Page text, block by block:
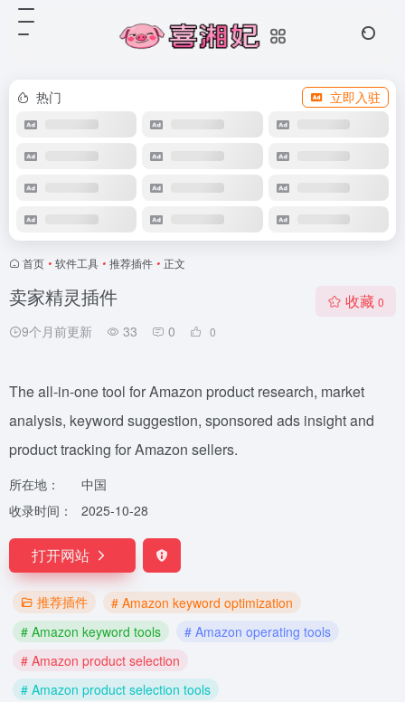
热门 立即入驻
首页 • 软件工具 • 推荐插件 • 正文
卖家精灵插件
9个月前更新 33 0 0
收藏 0
The all-in-one tool for Amazon product research, market
analysis, keyword suggestion, sponsored ads insight and
product tracking for Amazon sellers.
所在地：
中国
收录时间：
2025-10-28
打开网站
推荐插件
# Amazon keyword optimization
# Amazon keyword tools
# Amazon operating tools
# Amazon product selection
# Amazon product selection tools